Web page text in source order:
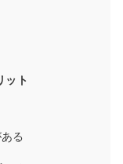
ット
る